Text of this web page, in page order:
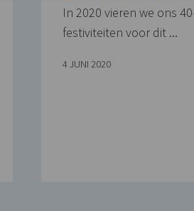
In 2020 vieren we ons
festiviteiten voor dit ...
4 JUNI 2020